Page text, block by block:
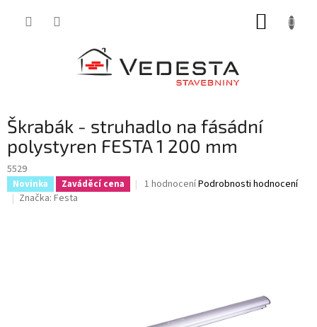
Škrabák - struhadlo na fásádní
polystyren FESTA 1 200 mm
5529
Novinka Zaváděcí cena
Průměrné
1 hodnoceníPodrobnosti hodnocení
Značka: Festa